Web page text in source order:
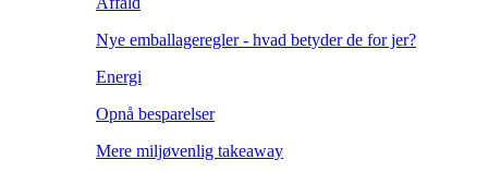
Nye emballageregler - hvad betyder de for jer?
Energi
Opnå besparelser
Mere miljøvenlig takeaway